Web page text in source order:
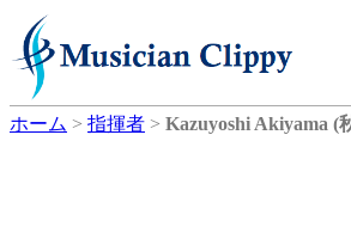
ホーム > 指揮者 > Kazuyoshi Akiyama (